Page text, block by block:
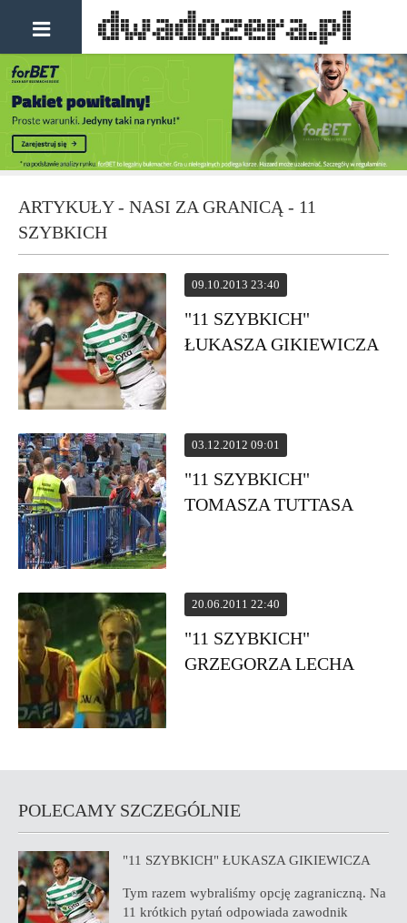
ARTYKUŁY - NASI ZA GRANICĄ - 11
SZYBKICH
09.10.2013 23:40
"11 SZYBKICH"
ŁUKASZA GIKIEWICZA
03.12.2012 09:01
"11 SZYBKICH"
TOMASZA TUTTASA
20.06.2011 22:40
"11 SZYBKICH"
GRZEGORZA LECHA
POLECAMY SZCZEGÓLNIE
"11 SZYBKICH" ŁUKASZA GIKIEWICZA
Tym razem wybraliśmy opcję zagraniczną. Na
11 krótkich pytań odpowiada zawodnik